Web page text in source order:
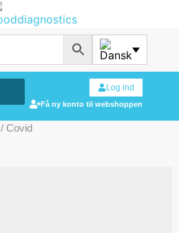
Log ind
Få ny konto til webshoppen
/ Covid